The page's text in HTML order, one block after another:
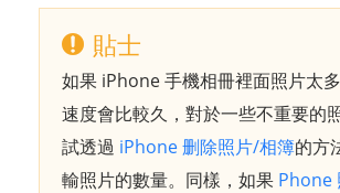
貼士
如果 iPhone 手機相冊裡面照片太
速度會比較久，對於一些不重要的
試透過 iPhone 删除照片/相簿的方
輸照片的數量。同樣，如果 Phone